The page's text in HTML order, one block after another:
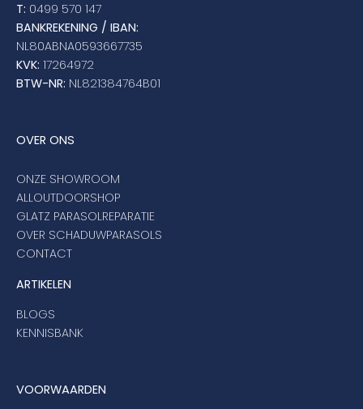
T: 0499 570 147
BANKREKENING / IBAN:
NL80ABNA0593667735
KVK: 17264972
BTW-NR: NL821384764B01
OVER ONS
ONZE SHOWROOM
ALLOUTDOORSHOP
GLATZ PARASOLREPARATIE
OVER SCHADUWPARASOLS
CONTACT
ARTIKELEN
BLOGS
KENNISBANK
VOORWAARDEN